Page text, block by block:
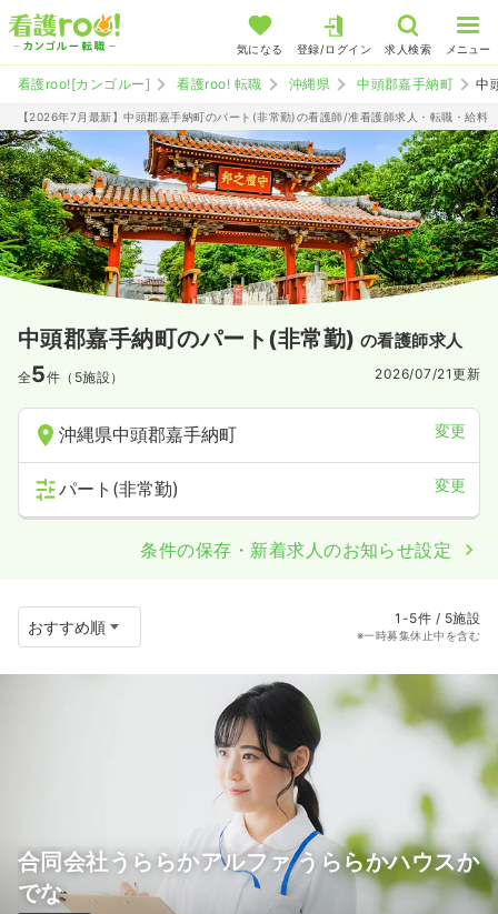
気になる 登録/ログイン 求人検索 メニュー
看護roo![カンゴルー] 看護roo! 転職 沖縄県 中頭郡嘉手納町 中
【2026年7月最新】中頭郡嘉手納町のパート(非常勤)の看護師/准看護師求人・転職・給料
中頭郡嘉手納町のパート(非常勤) の看護師求人
全5件（5施設） 2026/07/21更新
沖縄県中頭郡嘉手納町 変更
パート(非常勤) 変更
条件の保存・新着求人のお知らせ設定
1-5件 / 5施設
※一時募集休止中を含む
合同会社うららかアルファ うららかハウスか
でな